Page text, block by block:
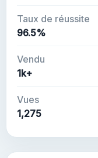
Taux de réussite
96.5%
Vendu
1k+
Vues
1,275